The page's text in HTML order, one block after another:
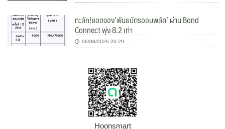
ทะลัก!ยอดจอง’พันธบัตรออมพลัส’ ผ่าน Bond
Connect พุ่ง 8.2 เท่า
06/08/2026 20:29
Hoonsmart